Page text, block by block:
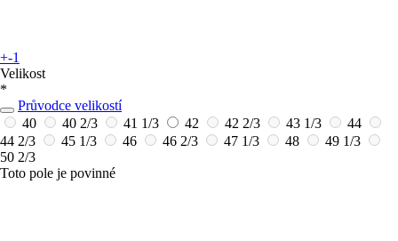
+-1
Velikost
*
Průvodce velikostí
40
40 2/3 41 1/3 42 42 2/3 43 1/3
44
44 2/3
45 1/3 46 46 2/3 47 1/3 48
49 1/3
50 2/3
Toto pole je povinné